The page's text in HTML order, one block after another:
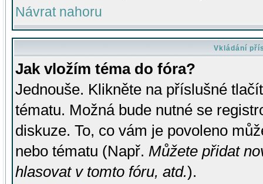
Návrat nahoru
Vkládání
Jak vložím téma do fóra?
Jednouše. Klikněte na příslušné
tématu. Možná bude nutné se
diskuze. To, co vám je povoleno
nebo tématu (Např. Můžete přidat
hlasovat v tomto fóru, atd.).